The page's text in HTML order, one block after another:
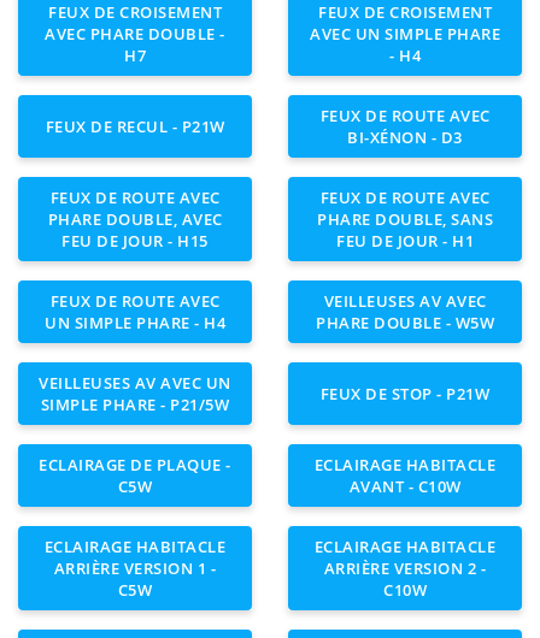
FEUX DE CROISEMENT
AVEC PHARE DOUBLE -
H7
FEUX DE CROISEMENT
AVEC UN SIMPLE PHARE
- H4
FEUX DE RECUL - P21W
FEUX DE ROUTE AVEC
BI-XÉNON - D3
FEUX DE ROUTE AVEC
PHARE DOUBLE, AVEC
FEU DE JOUR - H15
FEUX DE ROUTE AVEC
PHARE DOUBLE, SANS
FEU DE JOUR - H1
FEUX DE ROUTE AVEC
UN SIMPLE PHARE - H4
VEILLEUSES AV AVEC
PHARE DOUBLE - W5W
VEILLEUSES AV AVEC UN
SIMPLE PHARE - P21/5W
FEUX DE STOP - P21W
ECLAIRAGE DE PLAQUE -
C5W
ECLAIRAGE HABITACLE
AVANT - C10W
ECLAIRAGE HABITACLE
ARRIÈRE VERSION 1 -
C5W
ECLAIRAGE HABITACLE
ARRIÈRE VERSION 2 -
C10W